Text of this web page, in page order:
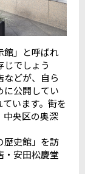
館」と呼ばれ
でしょう
などが、自ら
に公開してい
います。街を
中央区の奥深
歴史館」を訪
・安田松慶堂